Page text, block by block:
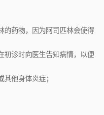
的药物，因为阿司匹林会使得
初诊时向医生告知病情，以便
他身体炎症；